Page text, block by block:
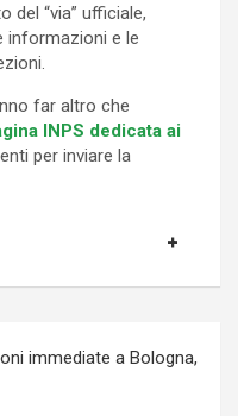
del “via” ufficiale,
informazioni e le
far altro che
INPS dedicata ai
per inviare la
immediate a Bologna,